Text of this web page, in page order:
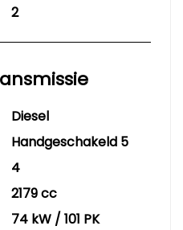
2
Diesel
Handgeschakeld 5
4
2179 cc
74 kW / 101 PK